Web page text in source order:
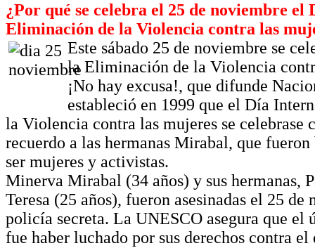
¿Por qué se celebra el 25 de noviembre
Eliminación de la Violencia contra las
Este sábado 25 de noviembre se
la Eliminación de la Violencia
¡No hay excusa!, que difunde
estableció en 1999 que el Día
la Violencia contra las mujeres se celebrase
recuerdo a las hermanas Mirabal, que
ser mujeres y activistas.
Minerva Mirabal (34 años) y sus hermanas,
Teresa (25 años), fueron asesinadas el 25
policía secreta. La UNESCO asegura que el
fue haber luchado por sus derechos contra